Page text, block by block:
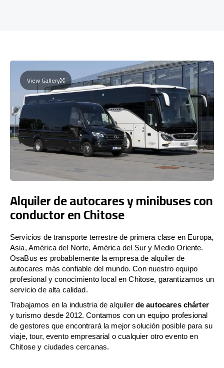
View Gallery
Alquiler de autocares y minibuses con
conductor en Chitose
Servicios de transporte terrestre de primera clase en Europa,
Asia, América del Norte, América del Sur y Medio Oriente.
OsaBus es probablemente la empresa de alquiler de
autocares más confiable del mundo. Con nuestro equipo
profesional y conocimiento local en Chitose, garantizamos un
servicio de alta calidad.
Trabajamos en la industria de alquiler de autocares chárter
y turismo desde 2012. Contamos con un equipo profesional
de gestores que encontrará la mejor solución posible para su
viaje, tour, evento empresarial o cualquier otro evento en
Chitose y ciudades cercanas.